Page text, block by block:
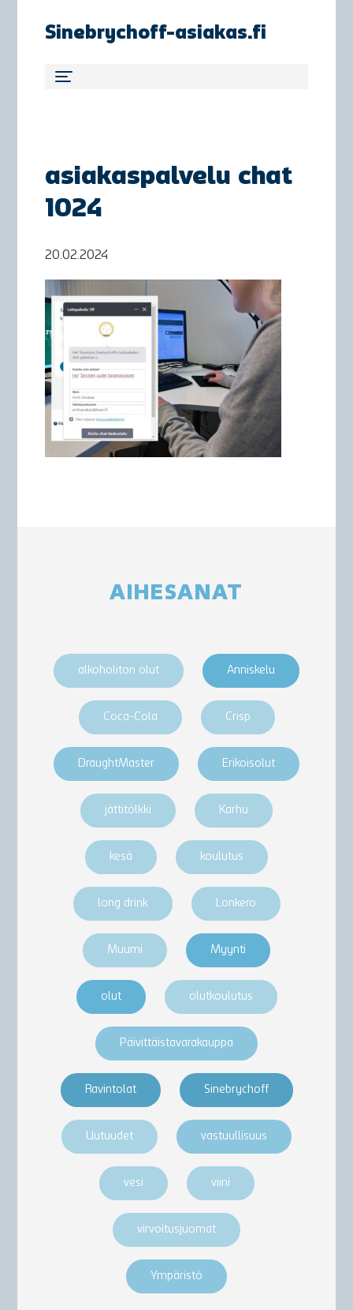
Sinebrychoff-asiakas.fi
asiakaspalvelu chat
1024
20.02.2024
AIHESANAT
alkoholiton olut Anniskelu
Coca-Cola Crisp
DraughtMaster Erikoisolut
jättitölkki Karhu
kesä koulutus
long drink Lonkero
Muumi Myynti
olut olutkoulutus
Päivittäistavarakauppa
Ravintolat Sinebrychoff
Uutuudet vastuullisuus
vesi viini
virvoitusjuomat
Ympäristö